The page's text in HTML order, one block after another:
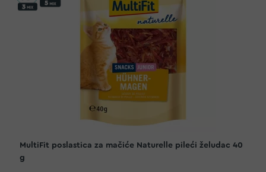
MultiFit poslastica za mačiće Naturelle pileći želudac 40
g